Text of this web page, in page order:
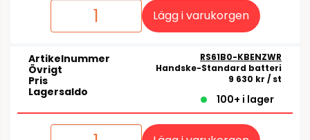
Lägg i varukorgen
Artikelnummer RS61B0-KBENZWR
Övrigt Handske-Standard batteri
Pris 9 630 kr / st
Lagersaldo
100+ i lager